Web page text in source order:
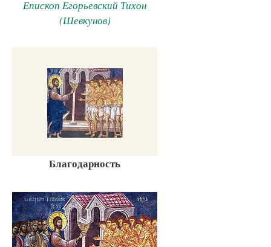
Епископ Егорьевский Тихон
(Шевкунов)
Благодарность